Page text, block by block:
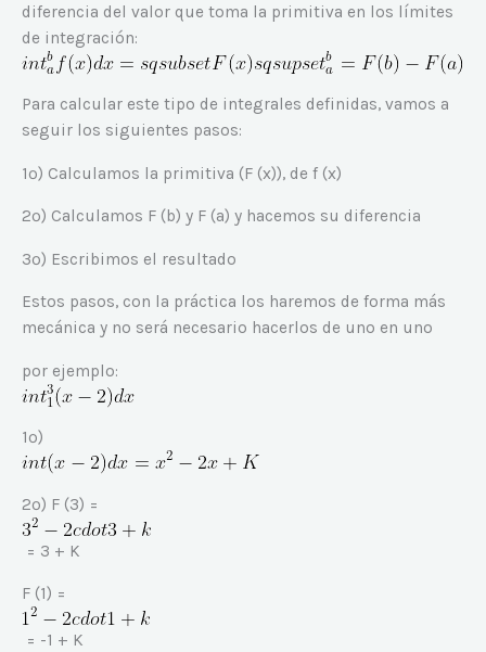
diferencia del valor que toma la primitiva en los límites
de integración:
Para calcular este tipo de integrales definidas, vamos a
seguir los siguientes pasos:
1º) Calculamos la primitiva (F (x)), de f (x)
2º) Calculamos F (b) y F (a) y hacemos su diferencia
3º) Escribimos el resultado
Estos pasos, con la práctica los haremos de forma más
mecánica y no será necesario hacerlos de uno en uno
por ejemplo:
1º)
2º) F (3) =
= 3 + K
F (1) =
= -1 + K